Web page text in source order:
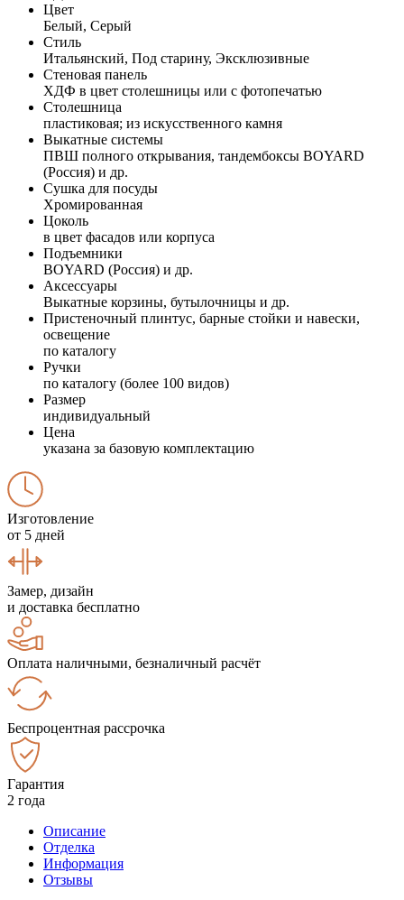
Цвет
Белый, Серый
Стиль
Итальянский, Под старину, Эксклюзивные
Стеновая панель
ХДФ в цвет столешницы или с фотопечатью
Столешница
пластиковая; из искусственного камня
Выкатные системы
ПВШ полного открывания, тандембоксы BOYARD
(Россия) и др.
Сушка для посуды
Хромированная
Цоколь
в цвет фасадов или корпуса
Подъемники
BOYARD (Россия) и др.
Аксессуары
Выкатные корзины, бутылочницы и др.
Пристеночный плинтус, барные стойки и навески,
освещение
по каталогу
Ручки
по каталогу (более 100 видов)
Размер
индивидуальный
Цена
указана за базовую комплектацию
Изготовление
от 5 дней
Замер, дизайн
и доставка бесплатно
Оплата наличными, безналичный расчёт
Беспроцентная рассрочка
Гарантия
2 года
Описание
Отделка
Информация
Отзывы